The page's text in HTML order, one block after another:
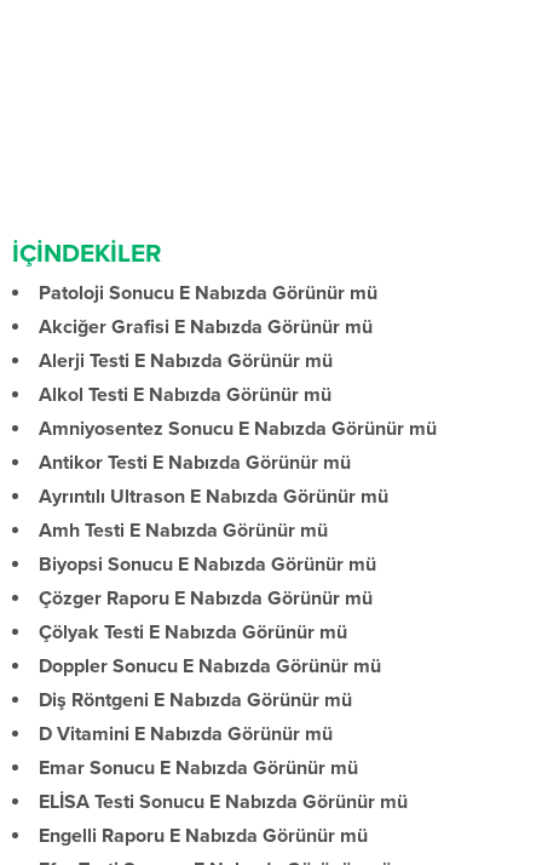
İÇİNDEKİLER
Patoloji Sonucu E Nabızda Görünür mü
Akciğer Grafisi E Nabızda Görünür mü
Alerji Testi E Nabızda Görünür mü
Alkol Testi E Nabızda Görünür mü
Amniyosentez Sonucu E Nabızda Görünür mü
Antikor Testi E Nabızda Görünür mü
Ayrıntılı Ultrason E Nabızda Görünür mü
Amh Testi E Nabızda Görünür mü
Biyopsi Sonucu E Nabızda Görünür mü
Çözger Raporu E Nabızda Görünür mü
Çölyak Testi E Nabızda Görünür mü
Doppler Sonucu E Nabızda Görünür mü
Diş Röntgeni E Nabızda Görünür mü
D Vitamini E Nabızda Görünür mü
Emar Sonucu E Nabızda Görünür mü
ELİSA Testi Sonucu E Nabızda Görünür mü
Engelli Raporu E Nabızda Görünür mü